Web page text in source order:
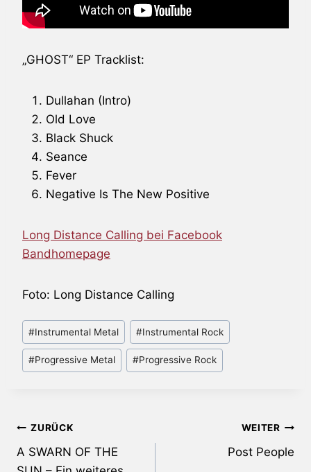
„GHOST“ EP Tracklist:
Dullahan (Intro)
Old Love
Black Shuck
Seance
Fever
Negative Is The New Positive
Long Distance Calling bei Facebook
Bandhomepage
Foto: Long Distance Calling
Schlagworte:
#Instrumental Metal #Instrumental Rock
#Progressive Metal #Progressive Rock
Beitragsnavigation
ZURÜCK
A SWARN OF THE
WEITER
Post People